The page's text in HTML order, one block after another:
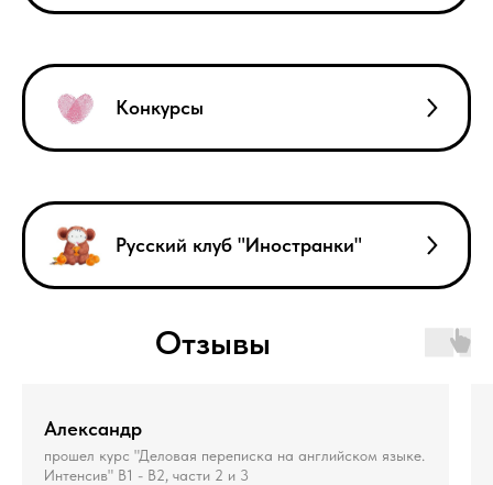
Конкурсы
Русский клуб "Иностранки"
Отзывы
Александр
прошел курс "Деловая переписка на английском языке.
Интенсив" В1 - В2, части 2 и 3